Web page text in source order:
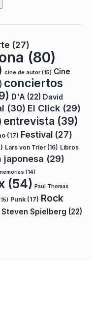
(27)
(80)
cine de autor(15) Cine
conciertos
D'A (22) David
(30) El Click (29)
entrevista (39)
(17) Festival (27)
Lars von Trier (16) Libros
japonesa (29)
(14)
(54) Paul Thomas
Punk (17) Rock
Steven Spielberg (22)